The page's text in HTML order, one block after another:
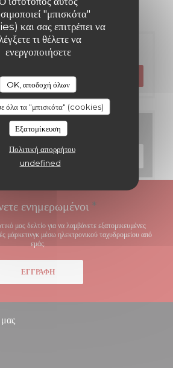
"μπισκότα"
και σας επιτρέπει να
τι θέλετε να
ενεργοποιήσετε
OK, αποδοχή όλων
όλα τα "μπισκότα" (cookies)
Εξατομίκευση
Πολιτική απορρήτου
undefined
Κράτηση
ΚΡΆΤΗΣΗ ΤΡΑΠΕΖΙΟΎ
Μενού
ΤΟ ΜΕΝΟΎ ΜΑΣ
ενημερωμένοι *
μας δελτίο για να λαμβάνετε εξατομικευμένες
μάρκετινγκ μέσω ηλεκτρονικού ταχυδρομείου από
εμάς.
ΕΓΓΡΑΦΉ
σε νέο παράθυρο))